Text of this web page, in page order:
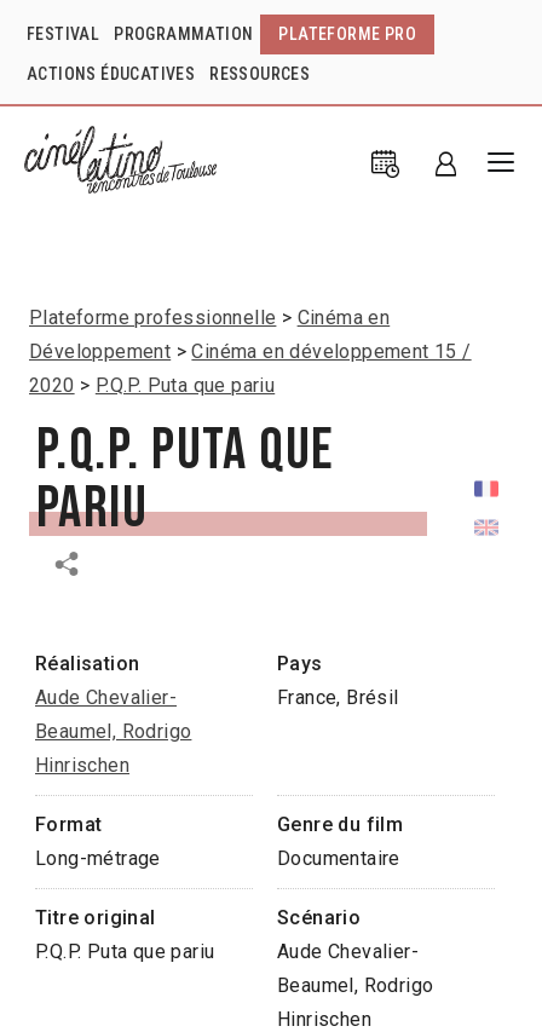
FESTIVAL PROGRAMMATION PLATEFORME PRO
ACTIONS ÉDUCATIVES RESSOURCES
Plateforme professionnelle
Cinéma en
Développement
Cinéma en développement 15 /
2020
P.Q.P. Puta que pariu
P.Q.P. Puta que
pariu
Réalisation
Aude Chevalier-
Beaumel, Rodrigo
Hinrischen
Pays
France, Brésil
Format
Long-métrage
Genre du film
Documentaire
Titre original
P.Q.P. Puta que pariu
Scénario
Aude Chevalier-
Beaumel, Rodrigo
Hinrischen